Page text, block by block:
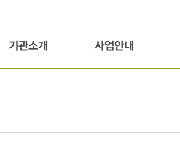
기관소개 사업안내